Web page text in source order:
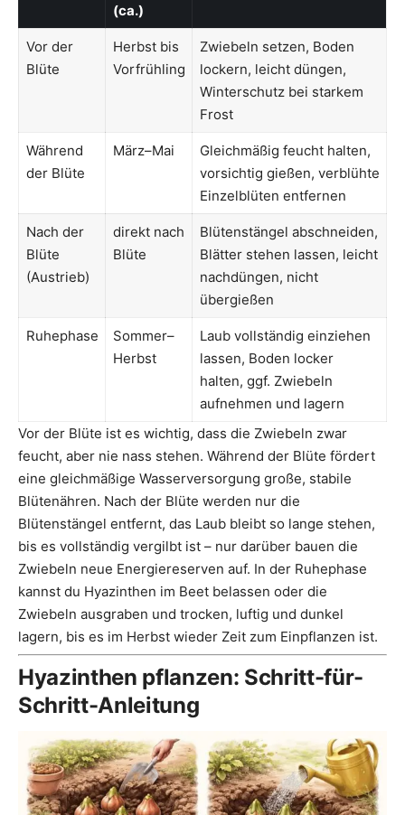
(ca.)
Vor der
Blüte
Herbst bis
Vorfrühling
Zwiebeln setzen, Boden
lockern, leicht düngen,
Winterschutz bei starkem
Frost
Während
der Blüte
März–Mai
Gleichmäßig feucht halten,
vorsichtig gießen, verblühte
Einzelblüten entfernen
Nach der
Blüte
(Austrieb)
direkt nach
Blüte
Blütenstängel abschneiden,
Blätter stehen lassen, leicht
nachdüngen, nicht
übergießen
Ruhephase
Sommer–
Herbst
Laub vollständig einziehen
lassen, Boden locker
halten, ggf. Zwiebeln
aufnehmen und lagern
Vor der Blüte ist es wichtig, dass die Zwiebeln zwar
feucht, aber nie nass stehen. Während der Blüte fördert
eine gleichmäßige Wasserversorgung große, stabile
Blütenähren. Nach der Blüte werden nur die
Blütenstängel entfernt, das Laub bleibt so lange stehen,
bis es vollständig vergilbt ist – nur darüber bauen die
Zwiebeln neue Energiereserven auf. In der Ruhephase
kannst du Hyazinthen im Beet belassen oder die
Zwiebeln ausgraben und trocken, luftig und dunkel
lagern, bis es im Herbst wieder Zeit zum Einpflanzen ist.
Hyazinthen pflanzen: Schritt-für-
Schritt-Anleitung